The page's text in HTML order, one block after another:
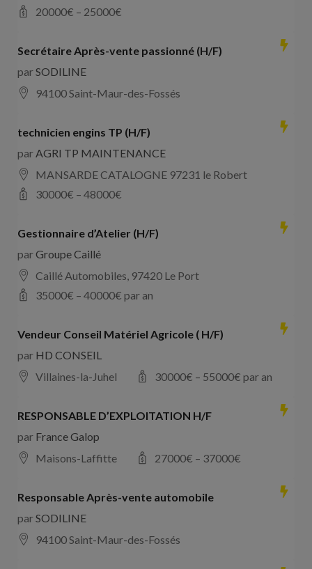
20000€ – 25000€
Secrétaire Après-vente passionné (H/F)
parSODILINE
94100 Saint-Maur-des-Fossés
technicien engins TP (H/F)
parAGRI TP MAINTENANCE
MANSARDE CATALOGNE 97231 le Robert
30000€ – 48000€
Gestionnaire d’Atelier (H/F)
parGroupe Caillé
Caillé Automobiles, 97420 Le Port
35000€ – 40000€ par an
Vendeur Conseil Matériel Agricole ( H/F)
par HD CONSEIL
Villaines-la-Juhel
30000€ – 55000€ par an
RESPONSABLE D’EXPLOITATION H/F
par France Galop
Maisons-Laffitte
27000€ – 37000€
Responsable Après-vente automobile
parSODILINE
94100 Saint-Maur-des-Fossés